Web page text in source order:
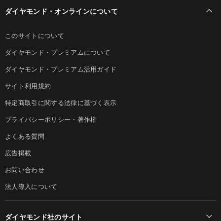
ダイヤモンド・オンラインについて
このサイトについて
ダイヤモンド・プレミアムについて
ダイヤモンド・プレミアム活用ガイド
サイト利用規約
特定商取引に関する法律に基づく表示
プライバシーポリシー・著作権
よくある質問
広告掲載
お問い合わせ
法人導入について
ダイヤモンド社のサイト